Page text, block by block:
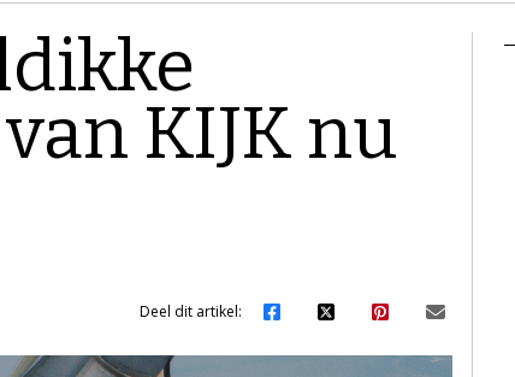
KIJK nu
Deel dit artikel: